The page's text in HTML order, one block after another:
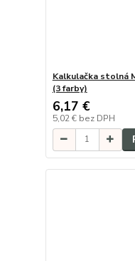
Kalkulačka stolná
(3 farby)
6,17 €
5,02 € bez DPH